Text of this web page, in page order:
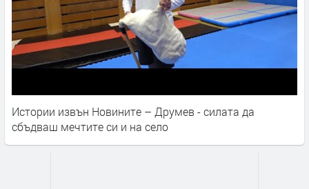
Истории извън Новините – Друмев - силата да
сбъдваш мечтите си и на село